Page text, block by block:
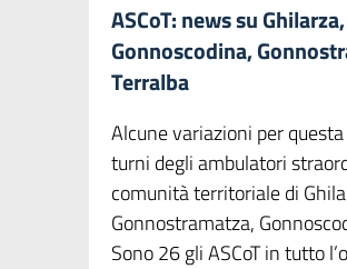
ASCoT: news su Ghilarza,
Gonnoscodina,
Terralba
Alcune variazioni per
turni degli ambulatori
comunità territoriale di
Gonnostramatza,
Sono 26 gli ASCoT in tutto